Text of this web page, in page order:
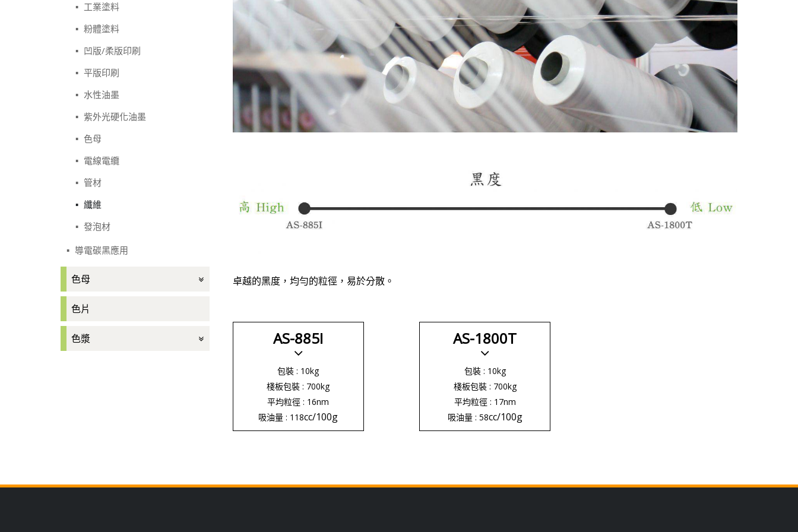
工業塗料
粉體塗料
凹版/柔版印刷
平版印刷
水性油墨
紫外光硬化油墨
色母
電線電纜
管材
纖維
發泡材
導電碳黑應用
色母
色片
色漿
卓越的黑度，均勻的粒徑，易於分散。
AS-885I
包裝 : 10kg
棧板包裝 : 700kg
平均粒徑 : 16nm
吸油量 : 118cc/100g
AS-1800T
包裝 : 10kg
棧板包裝 : 700kg
平均粒徑 : 17nm
吸油量 : 58cc/100g